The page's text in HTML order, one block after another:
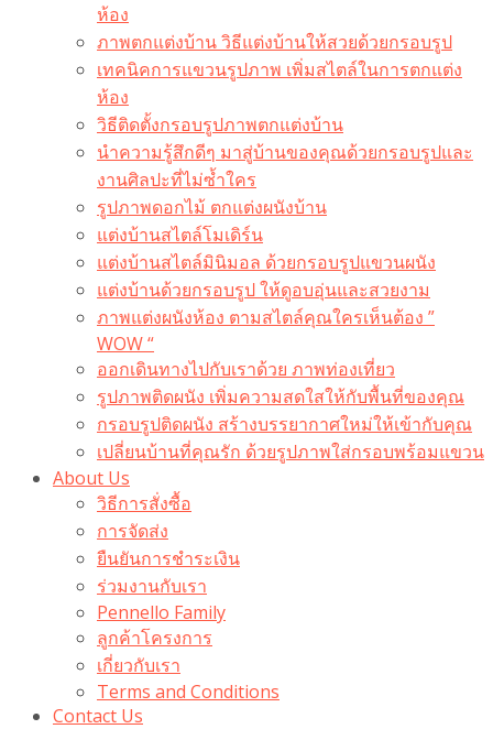
ห้อง
ภาพตกแต่งบ้าน วิธีแต่งบ้านให้สวยด้วยกรอบรูป
เทคนิคการแขวนรูปภาพ เพิ่มสไตล์ในการตกแต่ง
ห้อง
วิธีติดตั้งกรอบรูปภาพตกแต่งบ้าน
นำความรู้สึกดีๆ มาสู่บ้านของคุณด้วยกรอบรูปและ
งานศิลปะที่ไม่ซ้ำใคร
รูปภาพดอกไม้ ตกแต่งผนังบ้าน
แต่งบ้านสไตล์โมเดิร์น
แต่งบ้านสไตล์มินิมอล ด้วยกรอบรูปแขวนผนัง
แต่งบ้านด้วยกรอบรูป ให้ดูอบอุ่นและสวยงาม
ภาพแต่งผนังห้อง ตามสไตล์คุณใครเห็นต้อง ”
WOW “
ออกเดินทางไปกับเราด้วย ภาพท่องเที่ยว
รูปภาพติดผนัง เพิ่มความสดใสให้กับพื้นที่ของคุณ
กรอบรูปติดผนัง สร้างบรรยากาศใหม่ให้เข้ากับคุณ
เปลี่ยนบ้านที่คุณรัก ด้วยรูปภาพใส่กรอบพร้อมแขวน​
About Us
วิธีการสั่งซื้อ
การจัดส่ง
ยืนยันการชำระเงิน
ร่วมงานกับเรา
Pennello Family
ลูกค้าโครงการ
เกี่ยวกับเรา
Terms and Conditions
Contact Us